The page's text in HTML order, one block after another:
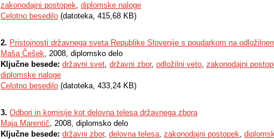
zakonodajni postopek, diplomske naloge
Celotno besedilo (datoteka, 415,68 KB)
2. Pristojnosti državnega sveta Republike Slovenije s poudarkom na
Maša Češek, 2008, diplomsko delo
Ključne besede: državni svet, državni zbor, odložilni veto, zakonodajni
diplomske naloge
Celotno besedilo (datoteka, 433,24 KB)
3. Odbori in komisije kot delovna telesa državnega zbora
Maja Marentič, 2008, diplomsko delo
Ključne besede: državni zbor, delovna telesa, zakonodajni postopek,